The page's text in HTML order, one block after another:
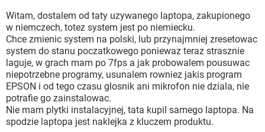
WINDOWS 10
INSTAGRAM FACEBOOK
WINDOWS 10
GRY WHATSAPP
SPOTIFY NETFLIX
INSTAGRAM FACEBOOK
WINDOWS 10
Witam, dostalem od taty uzywanego laptopa, zakupionego
w niemczech, totez system jest po niemiecku.
Chce zmienic system na polski, lub przynajmniej zresetowac
system do stanu poczatkowego poniewaz teraz strasznie
laguje, w grach mam po 7fps a jak probowalem pousuwac
niepotrzebne programy, usunalem rowniez jakis program
EPSON i od tego czasu glosnik ani mikrofon nie dziala, nie
potrafie go zainstalowac.
Nie mam plytki instalacyjnej, tata kupil samego laptopa. Na
spodzie laptopa jest naklejka z kluczem produktu.